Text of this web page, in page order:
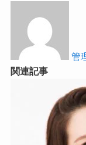
管
関連記事